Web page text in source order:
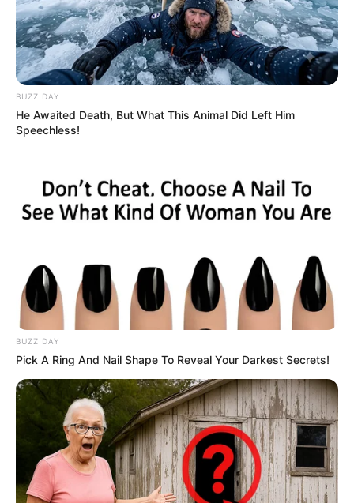
BUZZ DAY
He Awaited Death, But What This Animal Did Left Him
Speechless!
BUZZ DAY
Pick A Ring And Nail Shape To Reveal Your Darkest Secrets!